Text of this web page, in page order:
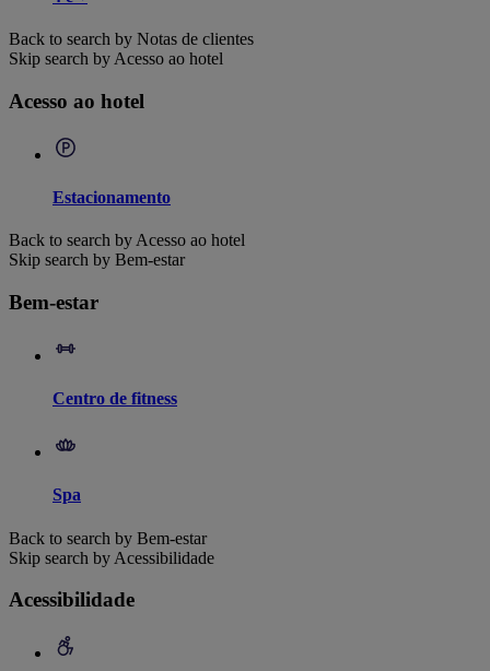
Back to search by Notas de clientes
Skip search by Acesso ao hotel
Acesso ao hotel
Estacionamento
Back to search by Acesso ao hotel
Skip search by Bem-estar
Bem-estar
Centro de fitness
Spa
Back to search by Bem-estar
Skip search by Acessibilidade
Acessibilidade